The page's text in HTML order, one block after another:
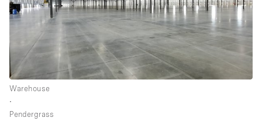
Warehouse
∙
Pendergrass